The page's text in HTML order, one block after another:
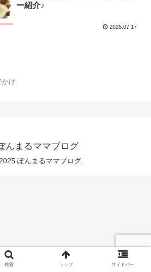
ー紹介♪
2025.07.17
かけ
んまるママブログ
ぽんまるママブログ.
検索 トップ サイドバー